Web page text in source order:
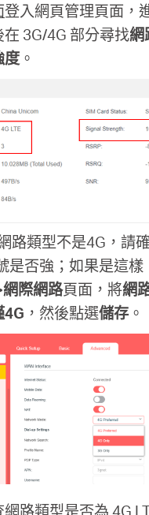
登入網頁管理頁面，
3G/4G 部分尋找網
度。
路類型不是4G，請
是否強；如果是這樣
際網路頁面，將網
4G ，然後點選儲存 。
路類型是否為 4G